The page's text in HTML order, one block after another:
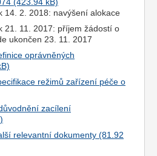
14. 2. 2018: navýšení alokace
21. 11. 2017: příjem žádostí o
ukončen 23. 11. 2017
oprávněných
režimů zařízení péče o
zacílení
relevantní dokumenty